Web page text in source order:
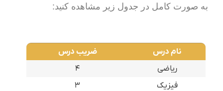
به صورت کامل در جدول زیر مشاهده کنید:
نام درس ضریب درس
ریاضی
۴
فیزیک
۳